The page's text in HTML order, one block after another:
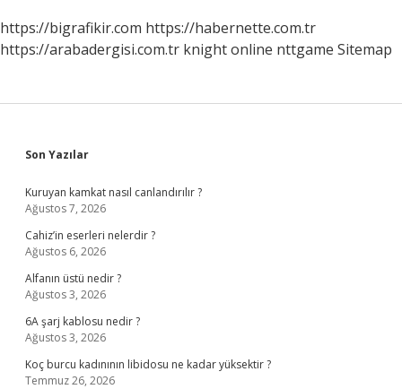
https://bigrafikir.com https://habernette.com.tr
https://arabadergisi.com.tr knight online nttgame Sitemap
Sidebar
Son Yazılar
Kuruyan kamkat nasıl canlandırılır ?
Ağustos 7, 2026
Cahiz’in eserleri nelerdir ?
Ağustos 6, 2026
Alfanın üstü nedir ?
Ağustos 3, 2026
6A şarj kablosu nedir ?
Ağustos 3, 2026
Koç burcu kadınının libidosu ne kadar yüksektir ?
Temmuz 26, 2026